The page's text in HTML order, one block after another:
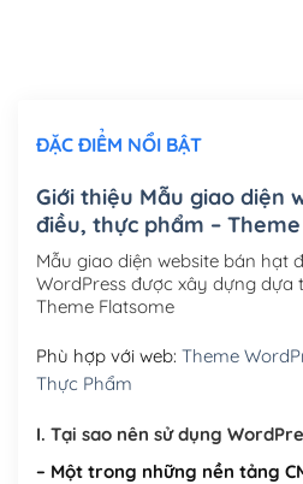
Mua thêm Host + Tên miền
Tên miền quốc tế .com .net
Tên miền Việt Nam .vn (1
Hosting 2GB SSD (1 năm)
Hosting 5GB SSD (1 năm)
Hosting 8GB SSD (1 năm)
ĐẶC ĐIỂM NỔI BẬT
Giới thiệu Mẫu giao diện
điều, thực phẩm –
Mẫu giao diện website bán hạt
WordPress được xây dựng dựa
Theme Flatsome
Phù hợp với web: Theme
Thực Phẩm
I. Tại sao nên sử dụng
– Một trong những nền tảng